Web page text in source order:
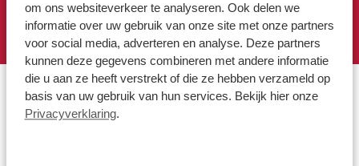
om ons websiteverkeer te analyseren. Ook delen we
informatie over uw gebruik van onze site met onze partners
voor social media, adverteren en analyse. Deze partners
kunnen deze gegevens combineren met andere informatie
die u aan ze heeft verstrekt of die ze hebben verzameld op
basis van uw gebruik van hun services. Bekijk hier onze
Privacyverklaring.
horen bij elkaar, en dat gevoel werd afgelopen zaterdag
dubbel en dwars bevestigd.